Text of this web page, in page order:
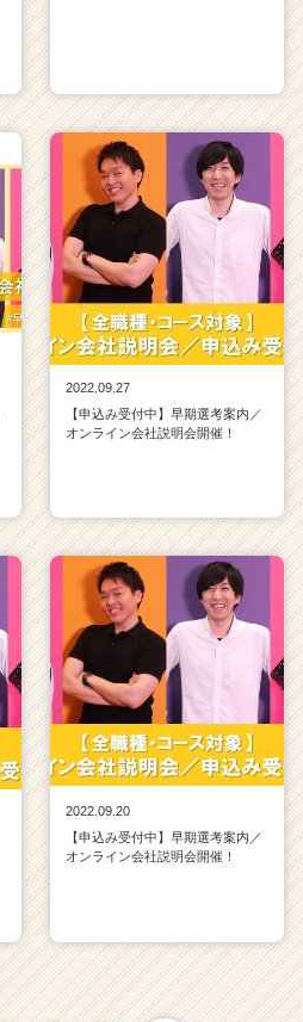
2022.09.27
【申込み受付中】早期選考案内／
オンライン会社説明会開催！
2022.09.20
【申込み受付中】早期選考案内／
オンライン会社説明会開催！